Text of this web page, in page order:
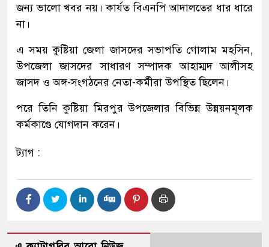
জন্য ভালো খবর নয়। কার্যত বিএনপি আদালতের ধার ধারে
না।
এ সময় কুষ্টিয়া জেলা জাসদের সভাপতি গোলাম মহসিন,
উপজেলা জাসদের সাধারণ সম্পাদক আহাম্মদ আলীসহ
জাসদ ও অঙ্গ-সংগঠনের নেতা-কর্মীরা উপস্থিত ছিলেন।
পরে তিনি কুষ্টিয়া মিরপুর উপজেলার বিভিন্ন উন্নয়নমূলক
কর্মকাণ্ডে যোগদান করেন।
ট্যাগ :